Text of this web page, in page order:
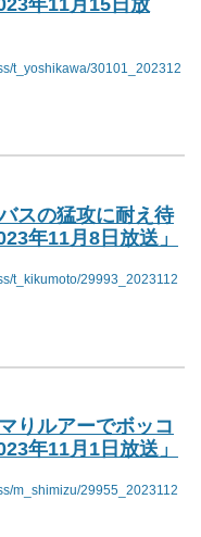
t_yoshikawa/30101_202312
スの猛攻に耐え待
年11月8日放送」
t_kikumoto/29993_2023112
りルアーでボッコ
年11月1日放送」
m_shimizu/29955_2023112